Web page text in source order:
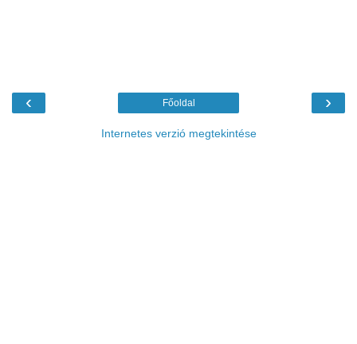
‹ ›
Főoldal
Internetes verzió megtekintése